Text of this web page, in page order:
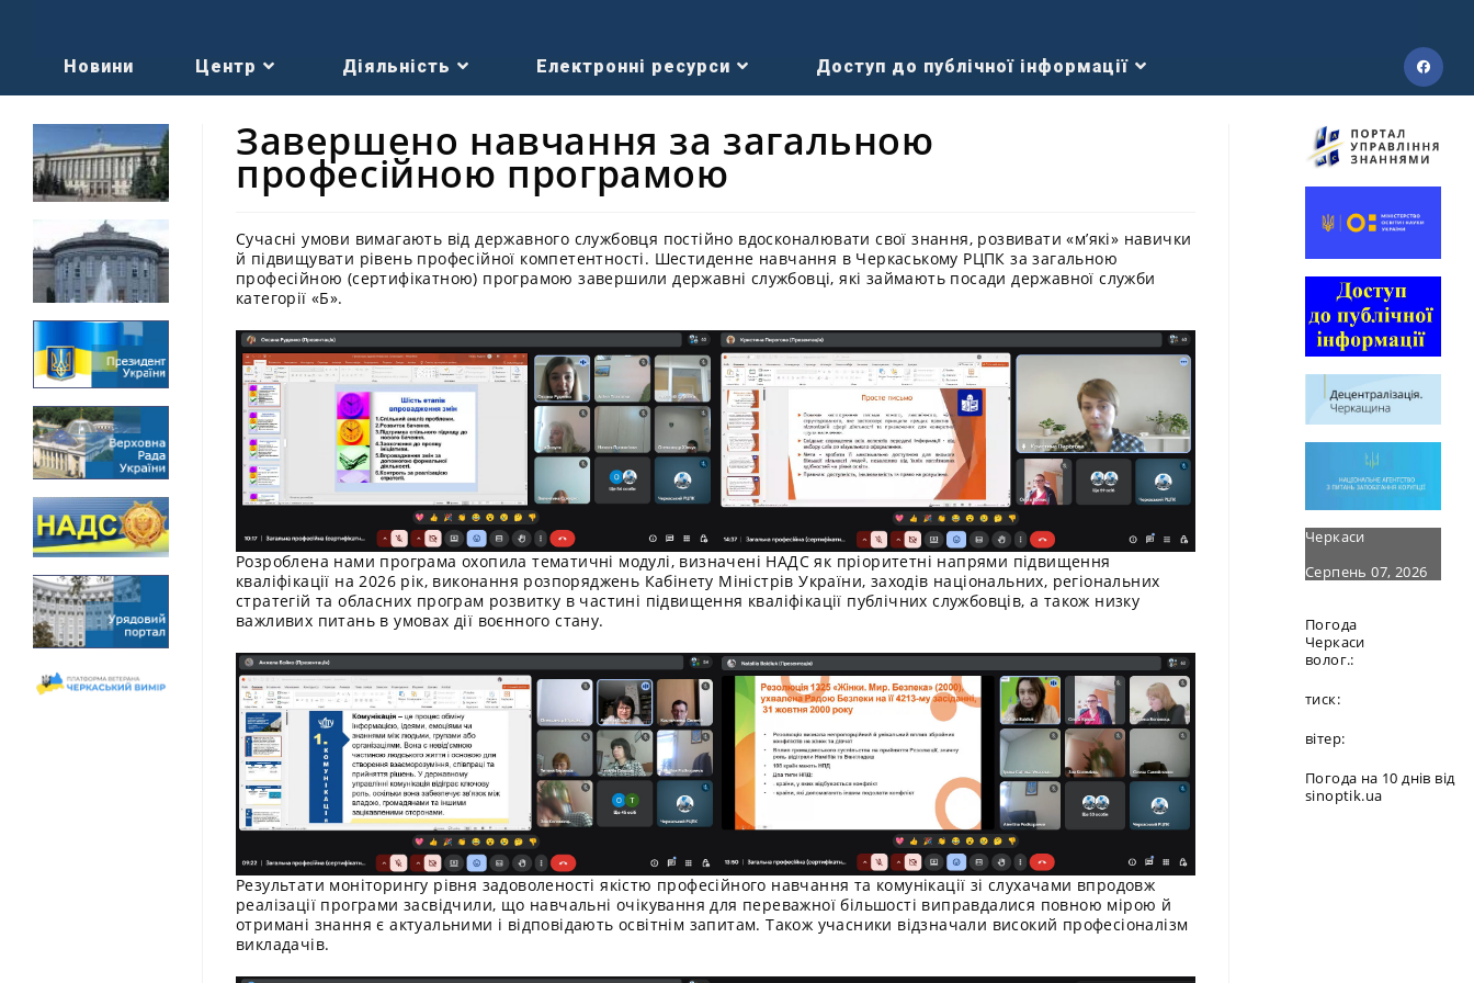
Новини Центр Діяльність Електронні ресурси Доступ до публічної інформації
Завершено навчання за загальною
професійною програмою
Сучасні умови вимагають від державного службовця постійно вдосконалювати свої знання, розвивати «м’які» навички
й підвищувати рівень професійної компетентності. Шестиденне навчання в Черкаському РЦПК за загальною
професійною (сертифікатною) програмою завершили державні службовці, які займають посади державної служби
категорії «Б».
Розроблена нами програма охопила тематичні модулі, визначені НАДС як пріоритетні напрями підвищення
кваліфікації на 2026 рік, виконання розпоряджень Кабінету Міністрів України, заходів національних, регіональних
стратегій та обласних програм розвитку в частині підвищення кваліфікації публічних службовців, а також низку
важливих питань в умовах дії воєнного стану.
Результати моніторингу рівня задоволеності якістю професійного навчання та комунікації зі слухачами впродовж
реалізації програми засвідчили, що навчальні очікування для переважної більшості виправдалися повною мірою й
отримані знання є актуальними і відповідають освітнім запитам. Також учасники відзначали високий професіоналізм
викладачів.
Черкаси
Серпень 07, 2026
Погода
Черкаси
волог.:
тиск:
вітер:
Погода на 10 днів від
sinoptik.ua